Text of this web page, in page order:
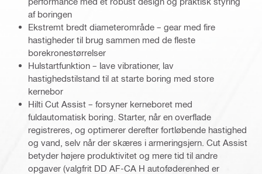
af boringen
Ekstremt bredt diameterområde – gear med fire
hastigheder til brug sammen med de fleste
borekronestørrelser
Hulstartfunktion – lave vibrationer, lav
hastighedstilstand til at starte boring med store
kernebor
Hilti Cut Assist – forsyner kerneboret med
fuldautomatisk boring. Starter, når en overflade
registreres, og optimerer derefter fortløbende hastighed
og vand, selv når der skæres i armeringsjern. Cut Assist
betyder højere produktivitet og mere tid til andre
opgaver (valgfrit DD AF-CA H autoføderenhed er